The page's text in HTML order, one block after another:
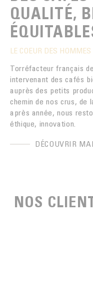
QUALITÉ,
LE COEUR DES
Torréfacteur français
intervenant des cafés
auprès des petits
chemin de nos crus, de
après année, nous
éthique, innovation.
DÉCOUVRIR
NOS